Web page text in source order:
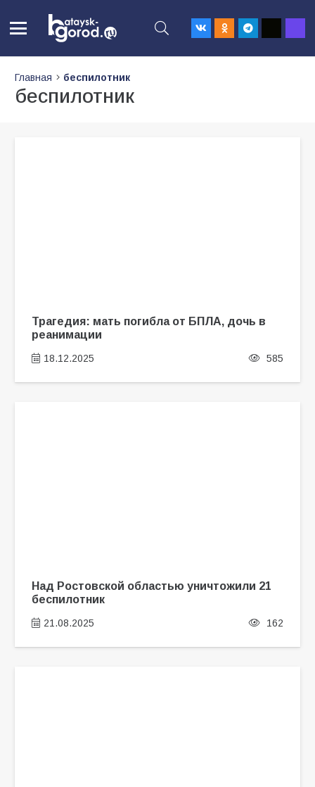
Главная беспилотник
беспилотник
Трагедия: мать погибла от БПЛА, дочь в
реанимации
18.12.2025 585
Над Ростовской областью уничтожили 21
беспилотник
21.08.2025 162